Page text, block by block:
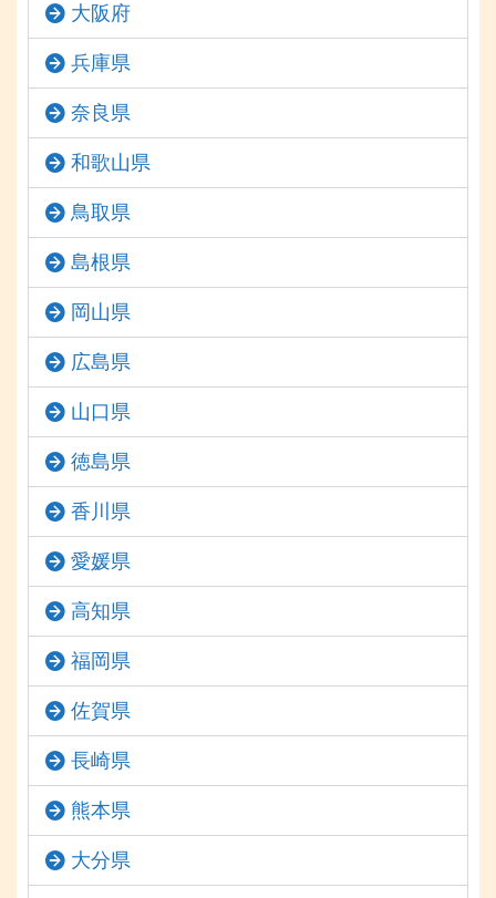
大阪府
兵庫県
奈良県
和歌山県
鳥取県
島根県
岡山県
広島県
山口県
徳島県
香川県
愛媛県
高知県
福岡県
佐賀県
長崎県
熊本県
大分県